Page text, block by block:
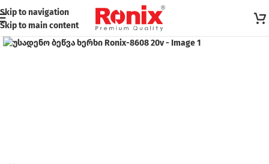
Skip to navigation
Skip to main content